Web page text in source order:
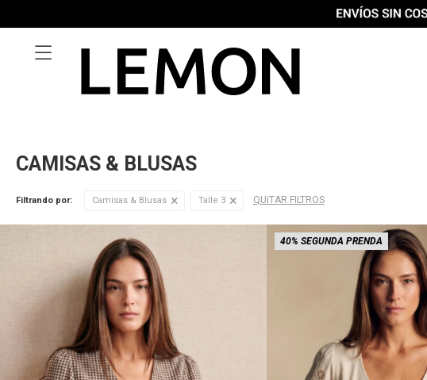

CAMISAS & BLUSAS
Filtrando por: Camisas & Blusas Talle 3 QUITAR FILTROS
40% SEGUNDA PRENDA